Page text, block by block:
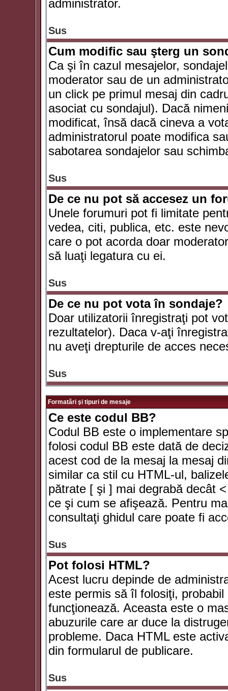
administrator.
Sus
Cum modific sau şterg un
Ca şi în cazul mesajelor,
moderator sau de un
un click pe primul mesaj din
asociat cu sondajul). Dacă
modificat, însă dacă cineva a
administratorul poate modifica
sabotarea sondajelor sau
Sus
De ce nu pot să accesez un
Unele forumuri pot fi limitate
vedea, citi, publica, etc. este
care o pot acorda doar
să luaţi legatura cu ei.
Sus
De ce nu pot vota în sondaje?
Doar utilizatorii înregistraţi pot
rezultatelor). Daca v-aţi
nu aveţi drepturile de acces
Sus
Formatări şi tipuri de mesaje
Ce este codul BB?
Codul BB este o implementare
folosi codul BB este dată de
acest cod de la mesaj la mesaj
similar ca stil cu HTML-ul,
pătrate [ şi ] mai degrabă decât
ce şi cum se afişează. Pentru
consultaţi ghidul care poate fi
Sus
Pot folosi HTML?
Acest lucru depinde de
este permis să îl folosiţi,
funcţionează. Aceasta este o
abuzurile care ar duce la
probleme. Daca HTML este
din formularul de publicare.
Sus